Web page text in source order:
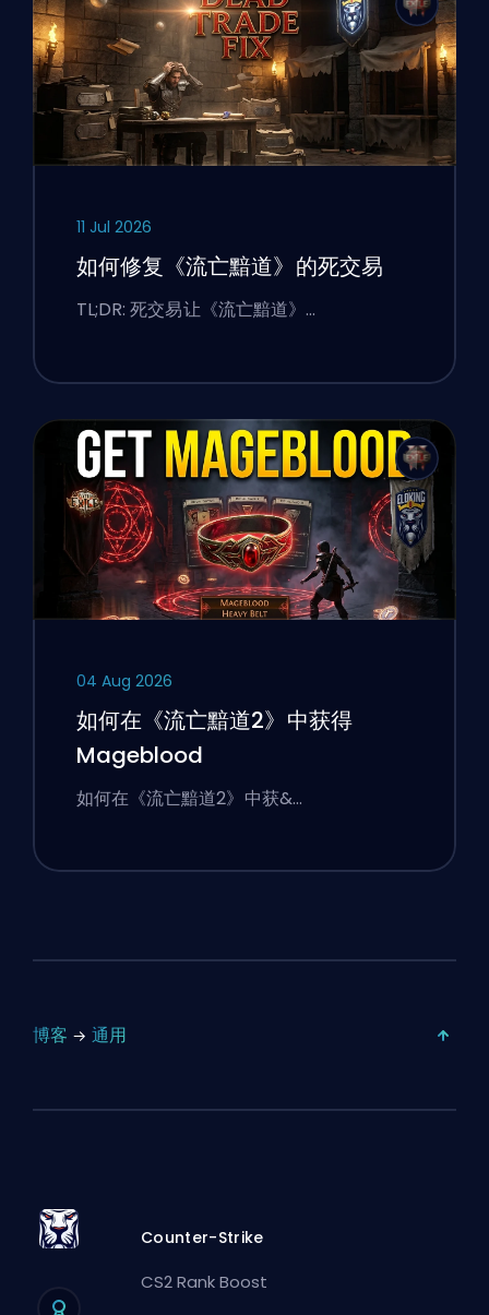
11 Jul 2026
如何修复《流亡黯道》的死交易
TL;DR: 死交易让《流亡黯道》…
04 Aug 2026
如何在《流亡黯道2》中获得
Mageblood
如何在《流亡黯道2》中获&…
博客 通用
Counter-Strike
CS2 Rank Boost